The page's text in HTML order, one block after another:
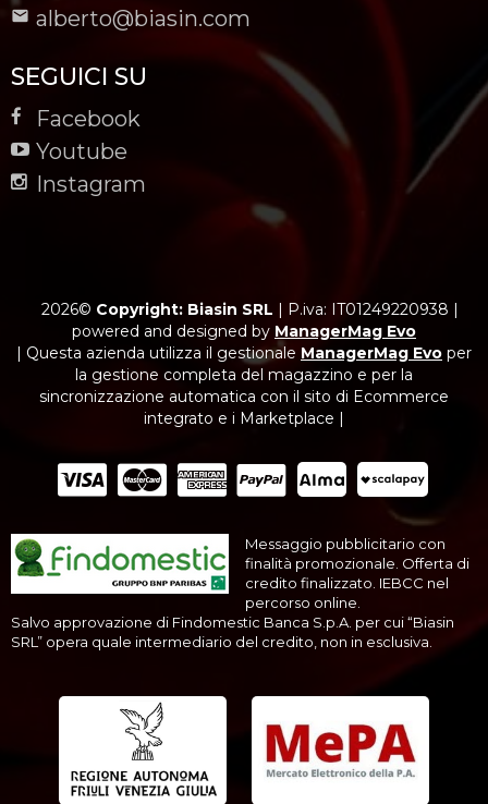
alberto@biasin.com
SEGUICI SU
Facebook
Youtube
Instagram
2026© Copyright: Biasin SRL | P.iva: IT01249220938 |
powered and designed by ManagerMag Evo
| Questa azienda utilizza il gestionale ManagerMag Evo per
la gestione completa del magazzino e per la
sincronizzazione automatica con il sito di Ecommerce
integrato e i Marketplace |
Messaggio pubblicitario con
finalità promozionale. Offerta di
credito finalizzato. IEBCC nel
percorso online.
Salvo approvazione di Findomestic Banca S.p.A. per cui “Biasin
SRL” opera quale intermediario del credito, non in esclusiva.